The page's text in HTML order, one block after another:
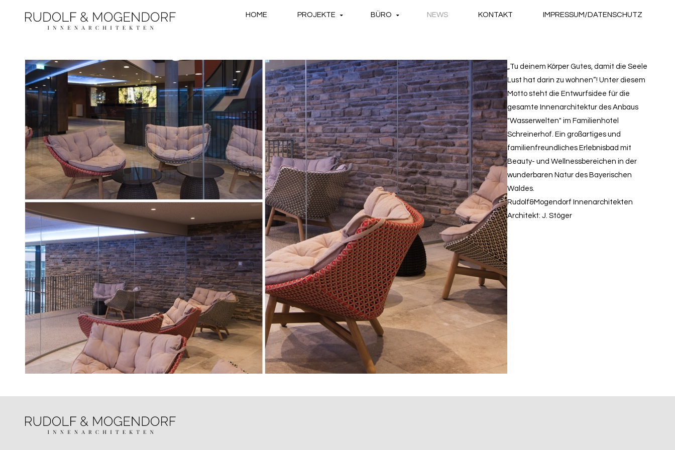
HOME PROJEKTE BÜRO NEWS KONTAKT IMPRESSUM/DATENSCHUTZ
„Tu deinem Körper Gutes, damit die Seele
Lust hat darin zu wohnen“! Unter diesem
Motto steht die Entwurfsidee für die
gesamte Innenarchitektur des Anbaus
"Wasserwelten" im Familienhotel
Schreinerhof. Ein großartiges und
familienfreundliches Erlebnisbad mit
Beauty- und Wellnessbereichen in der
wunderbaren Natur des Bayerischen
Waldes.
Rudolf&Mogendorf Innenarchitekten
Architekt: J. Stöger